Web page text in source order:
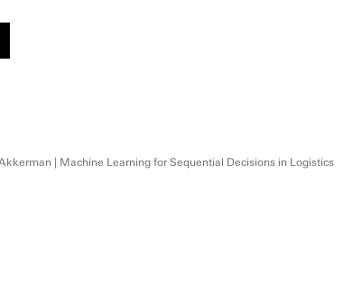
| Machine Learning for Sequential Decisions in Logistics